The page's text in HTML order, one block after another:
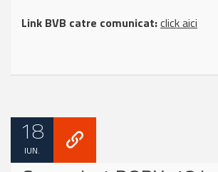
Link BVB catre comunicat:click aici
18
IUN.